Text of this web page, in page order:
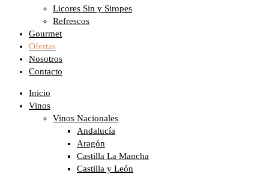
Licores Sin y Siropes
Refrescos
Gourmet
Ofertas
Nosotros
Contacto
Inicio
Vinos
Vinos Nacionales
Andalucía
Aragón
Castilla La Mancha
Castilla y León